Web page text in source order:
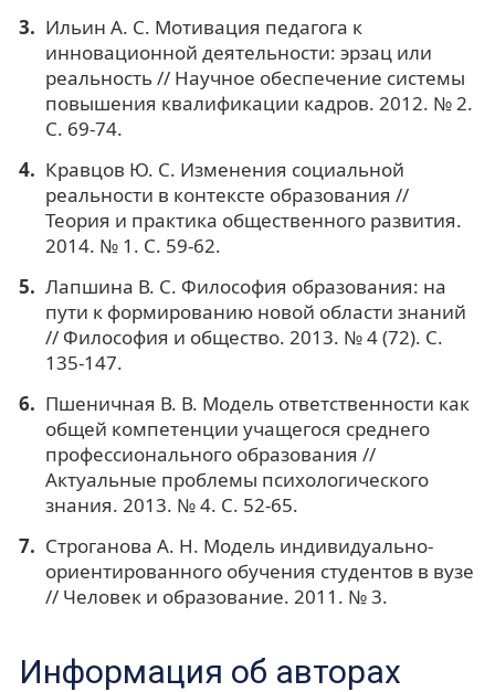
Ильин А. С. Мотивация педагога к
инновационной деятельности: эрзац или
реальность // Научное обеспечение системы
повышения квалификации кадров. 2012. № 2.
С. 69-74.
Кравцов Ю. С. Изменения социальной
реальности в контексте образования //
Теория и практика общественного развития.
2014. № 1. С. 59-62.
Лапшина В. С. Философия образования: на
пути к формированию новой области знаний
// Философия и общество. 2013. № 4 (72). С.
135-147.
Пшеничная В. В. Модель ответственности как
общей компетенции учащегося среднего
профессионального образования //
Актуальные проблемы психологического
знания. 2013. № 4. С. 52-65.
Строганова А. Н. Модель индивидуально-
ориентированного обучения студентов в вузе
// Человек и образование. 2011. № 3.
Информация об авторах